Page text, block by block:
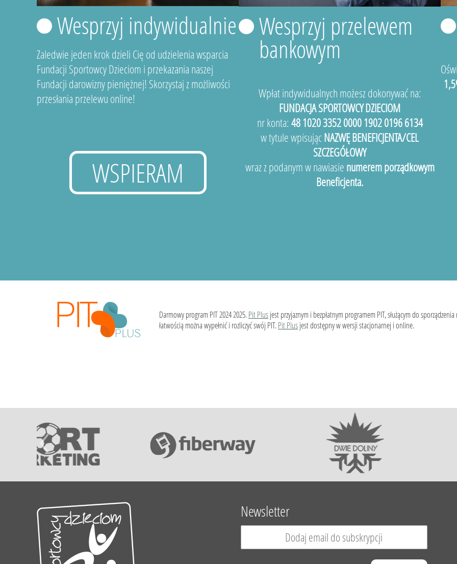
Wesprzyj indywidualnie
Zaledwie jeden krok dzieli Cię od udzielenia wsparcia
Fundacji Sportowcy Dzieciom i przekazania naszej
Fundacji darowizny pieniężnej! Skorzystaj z możliwości
przesłania przelewu online!
WSPIERAM
Wesprzyj przelewem
bankowym
Wpłat indywidualnych możesz dokonywać na:
FUNDACJA SPORTOWCY DZIECIOM
nr konta: 48 1020 3352 0000 1902 0196 6134
w tytule wpisującNAZWĘ BENEFICJENTA/CEL
SZCZEGÓŁOWY
wraz z podanym w nawiasie numerem porządkowym
Beneficjenta.
Darmowy program PIT 2024 2025.Pit Plusjest przyjaznym i bezpłatnym programem PIT, służącym do
łatwością można wypełnić i rozliczyć swój PIT.Pit Plusjest dostępny w wersji stacjonarnej i online.
Newsletter